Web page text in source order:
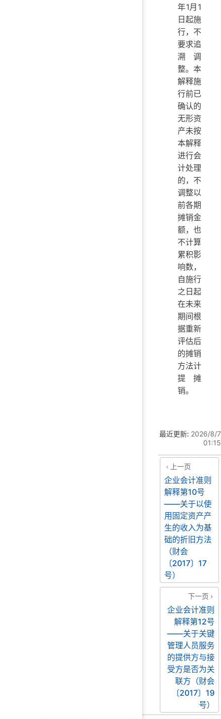
年1月1
日起施
行，不
要求追
溯调
整。本
解释施
行前已
确认的
无形资
产未按
本解释
进行会
计处理
的，不
调整以
前各期
摊销金
额，也
不计算
累积影
响数，
自施行
之日起
在未来
期间根
据重新
评估后
的摊销
方法计
提摊
销。
最近更新: 2026/8/7
01:15
上一页
企业会计准则
解释第10号
——关于以使
用固定资产产
生的收入为基
础的折旧方法
（财会
〔2017〕17
号）
下一页
企业会计准则
解释第12号
——关于关键
管理人员服务
的提供方与接
受方是否为关
联方（财会
〔2017〕19
号）